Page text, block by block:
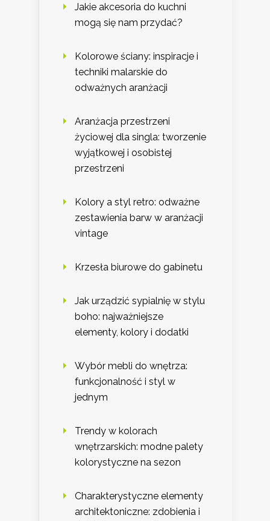
Jakie akcesoria do kuchni
mogą się nam przydać?
Kolorowe ściany: inspiracje i
techniki malarskie do
odważnych aranżacji
Aranżacja przestrzeni
życiowej dla singla: tworzenie
wyjątkowej i osobistej
przestrzeni
Kolory a styl retro: odważne
zestawienia barw w aranżacji
vintage
Krzesła biurowe do gabinetu
Jak urządzić sypialnię w stylu
boho: najważniejsze
elementy, kolory i dodatki
Wybór mebli do wnętrza:
funkcjonalność i styl w
jednym
Trendy w kolorach
wnętrzarskich: modne palety
kolorystyczne na sezon
Charakterystyczne elementy
architektoniczne: zdobienia i